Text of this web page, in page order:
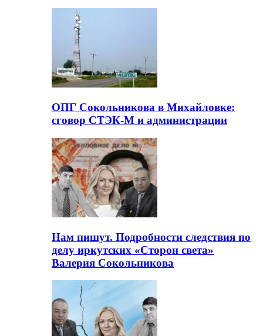
ОПГ Сокольникова в Михайловке:
сговор СТЭК-М и администрации
Нам пишут. Подробности следствия по
делу иркутских «Сторон света»
Валерия Сокольникова